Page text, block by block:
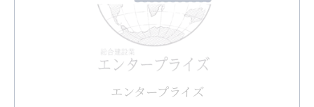
エンタープライズ